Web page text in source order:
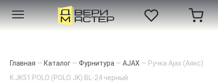
Главная — Каталог — Фурнитура — AJAX — Ручка Ajax (Аякс)
K.JK51.POLO (POLO JK) BL-24 черный